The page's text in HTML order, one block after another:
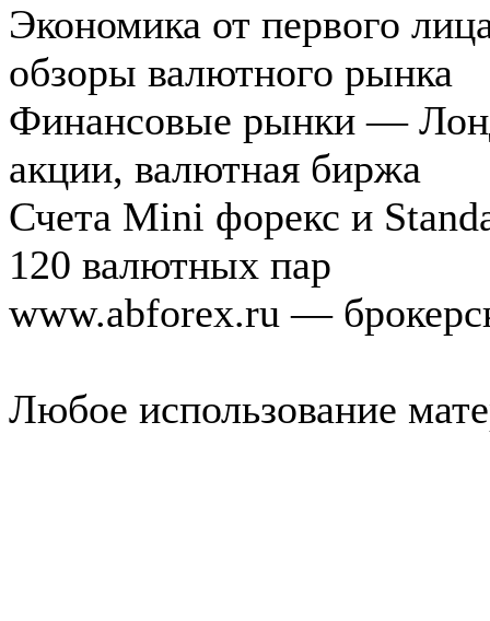
Экономика от первого
обзоры валютного рынка
Финансовые рынки —
акции, валютная биржа
Счета Mini форекс и
120 валютных пар
www.abforex.ru —
Любое использование